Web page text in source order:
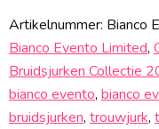
Artikelnummer: Bianco
Bianco Evento Limited,
Bruidsjurken Collectie
bianco evento, bianco
bruidsjurken, trouwjurk,